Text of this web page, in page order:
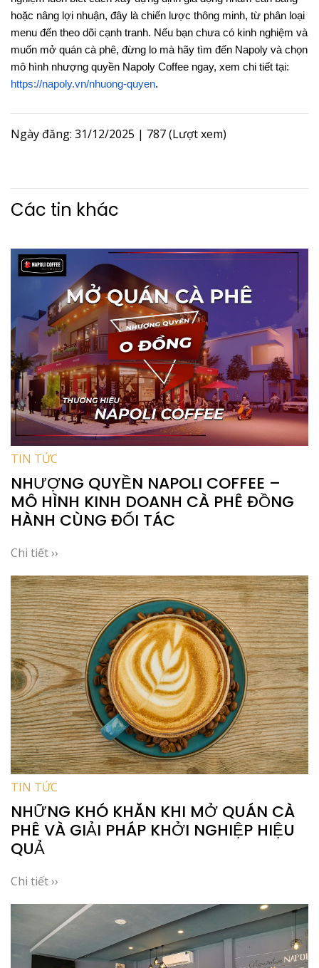
hoặc nâng lợi nhuận, đây là chiến lược thông minh, từ phân loại
menu đến theo dõi cạnh tranh. Nếu bạn chưa có kinh nghiệm và
muốn mở quán cà phê, đừng lo mà hãy tìm đến Napoly và chọn
mô hình nhượng quyền Napoly Coffee ngay, xem chi tiết tại:
https://napoly.vn/nhuong-quyen.
Ngày đăng: 31/12/2025 | 787 (Lượt xem)
Các tin khác
TIN TỨC
NHƯỢNG QUYỀN NAPOLI COFFEE –
MÔ HÌNH KINH DOANH CÀ PHÊ ĐỒNG
HÀNH CÙNG ĐỐI TÁC
Chi tiết ››
TIN TỨC
NHỮNG KHÓ KHĂN KHI MỞ QUÁN CÀ
PHÊ VÀ GIẢI PHÁP KHỞI NGHIỆP HIỆU
QUẢ
Chi tiết ››